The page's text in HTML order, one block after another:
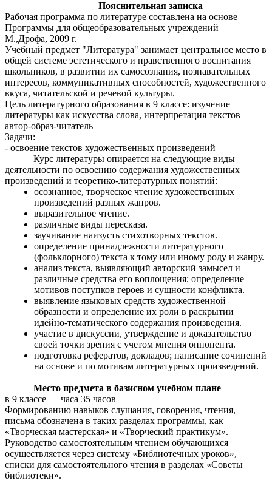
Пояснительная записка
Рабочая программа по литературе составлена на основе
Программы для общеобразовательных учреждений
М.,Дрофа, 2009 г.
Учебный предмет "Литература" занимает центральное место в
общей системе эстетического и нравственного воспитания
школьников, в развитии их самосознания, познавательных
интересов, коммуникативных способностей, художественного
вкуса, читательской и речевой культуры.
Цель литературного образования в 9 классе: изучение
литературы как искусства слова, интерпретация текстов
автор-образ-читатель
Задачи:
- освоение текстов художественных произведений
Курс литературы опирается на следующие виды
деятельности по освоению содержания художественных
произведений и теоретико-литературных понятий:
осознанное, творческое чтение художественных
произведений разных жанров.
выразительное чтение.
различные виды пересказа.
заучивание наизусть стихотворных текстов.
определение принадлежности литературного
(фольклорного) текста к тому или иному роду и жанру.
анализ текста, выявляющий авторский замысел и
различные средства его воплощения; определение
мотивов поступков героев и сущности конфликта.
выявление языковых средств художественной
образности и определение их роли в раскрытии
идейно-тематического содержания произведения.
участие в дискуссии, утверждение и доказательство
своей точки зрения с учетом мнения оппонента.
подготовка рефератов, докладов; написание сочинений
на основе и по мотивам литературных произведений.
Место предмета в базисном учебном плане
в 9 классе – часа 35 часов
Формированию навыков слушания, говорения, чтения,
письма обозначена в таких разделах программы, как
«Творческая мастерская» и «Творческий практикум».
Руководство самостоятельным чтением обучающихся
осуществляется через систему «Библиотечных уроков»,
списки для самостоятельного чтения в разделах «Советы
библиотеки».